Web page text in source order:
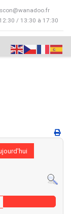
/ 13:30 à 17:30